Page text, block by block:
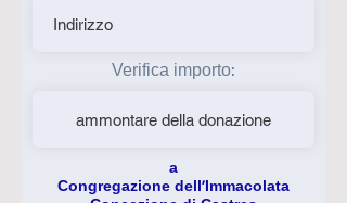
Verifica importo:
a
Congregazione dell'Immacolata